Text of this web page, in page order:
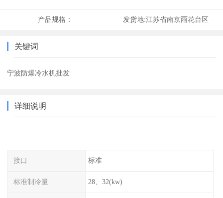
产品规格： 发货地:江苏省南京雨花台区
关键词
宁波防爆冷水机批发
详细说明
接口 标准
标准制冷量 28、32(kw)